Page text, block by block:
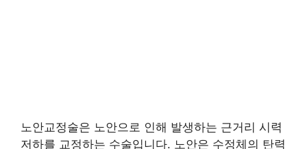
노안교정술은 노안으로 인해 발생하는 근거리 시력
저하를 교정하는 수술입니다. 노안은 수정체의 탄력